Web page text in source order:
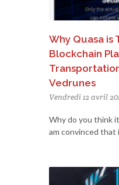
Why Quasa is
Blockchain
Vedrunes
Vendredi 12 avril
Why do you think
am convinced that